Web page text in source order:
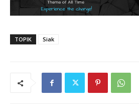
TOPIK Siak